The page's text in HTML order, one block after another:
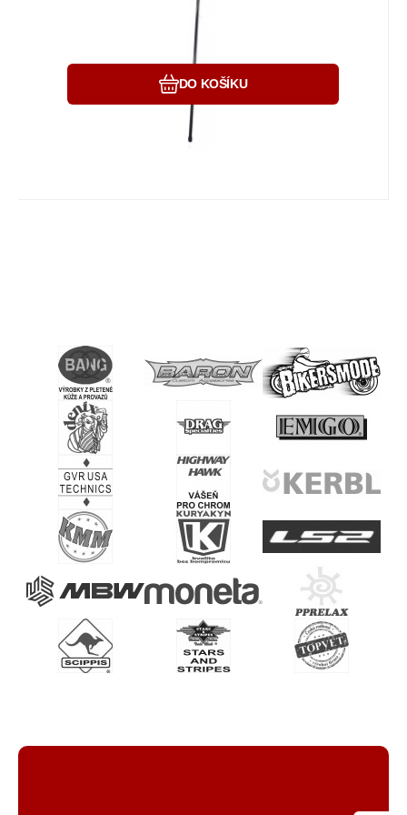
DO KOŠÍKU
Oblíbený
Porovnat